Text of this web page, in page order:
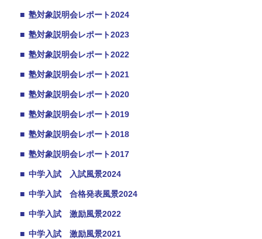
■ 塾対象説明会レポート2024
■ 塾対象説明会レポート2023
■ 塾対象説明会レポート2022
■ 塾対象説明会レポート2021
■ 塾対象説明会レポート2020
■ 塾対象説明会レポート2019
■ 塾対象説明会レポート2018
■ 塾対象説明会レポート2017
■ 中学入試 入試風景2024
■ 中学入試 合格発表風景2024
■ 中学入試 激励風景2022
■ 中学入試 激励風景2021